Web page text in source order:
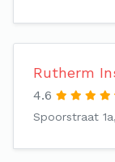
Rutherm
4.6
Spoorstraat